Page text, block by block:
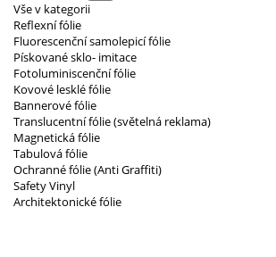
Vše v kategorii
Reflexní fólie
Fluorescenční samolepicí fólie
Pískované sklo- imitace
Fotoluminiscenční fólie
Kovové lesklé fólie
Bannerové fólie
Translucentní fólie (světelná reklama)
Magnetická fólie
Tabulová fólie
Ochranné fólie (Anti Graffiti)
Safety Vinyl
Architektonické fólie